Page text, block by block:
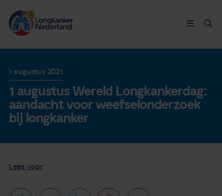
Longkanker
Leven met
Ervaringen
1 augustus 2021
1 augustus Wereld Longkankerdag:
aandacht voor weefselonderzoek
bij longkanker
Lees voor